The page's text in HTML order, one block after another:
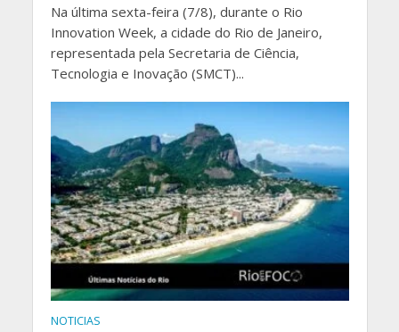
Na última sexta-feira (7/8), durante o Rio
Innovation Week, a cidade do Rio de Janeiro,
representada pela Secretaria de Ciência,
Tecnologia e Inovação (SMCT)...
NOTICIAS